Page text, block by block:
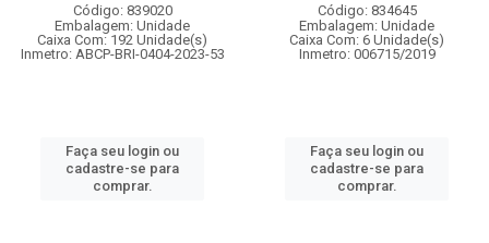
Código: 839020
Embalagem: Unidade
Caixa Com: 192 Unidade(s)
Inmetro: ABCP-BRI-0404-2023-53
Faça seu login ou
cadastre-se para
comprar.
Código: 834645
Embalagem: Unidade
Caixa Com: 6 Unidade(s)
Inmetro: 006715/2019
Faça seu login ou
cadastre-se para
comprar.